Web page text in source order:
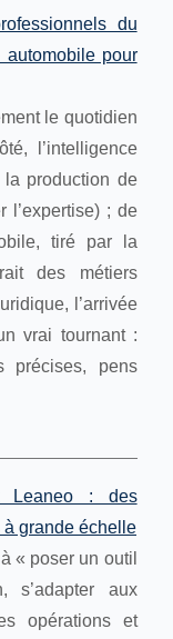
du
pour
le quotidien
l’intelligence
production de
l’expertise) ; de
tiré par la
des métiers
l’arrivée
vrai tournant :
précises, pens
Leaneo : des
à grande échelle
« poser un outil
s’adapter aux
opérations et